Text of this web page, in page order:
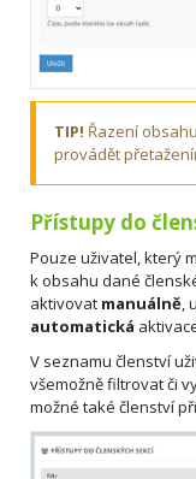
TIP! Řazení
provádět
Přístupy do
Pouze uživatel, který
k obsahu dané
aktivovat manuálně,
automatická
V seznamu členství
všemožně filtrovat či
možné také členství